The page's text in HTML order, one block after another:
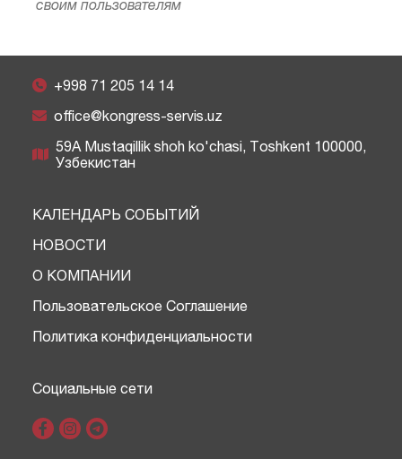
своим пользователям
+998 71 205 14 14
office@kongress-servis.uz
59A Mustaqillik shoh ko'chasi, Тоshkent 100000,
Узбекистан
КАЛЕНДАРЬ СОБЫТИЙ
НОВОСТИ
О КОМПАНИИ
Пользовательское Соглашение
Политика конфиденциальности
Социальные сети